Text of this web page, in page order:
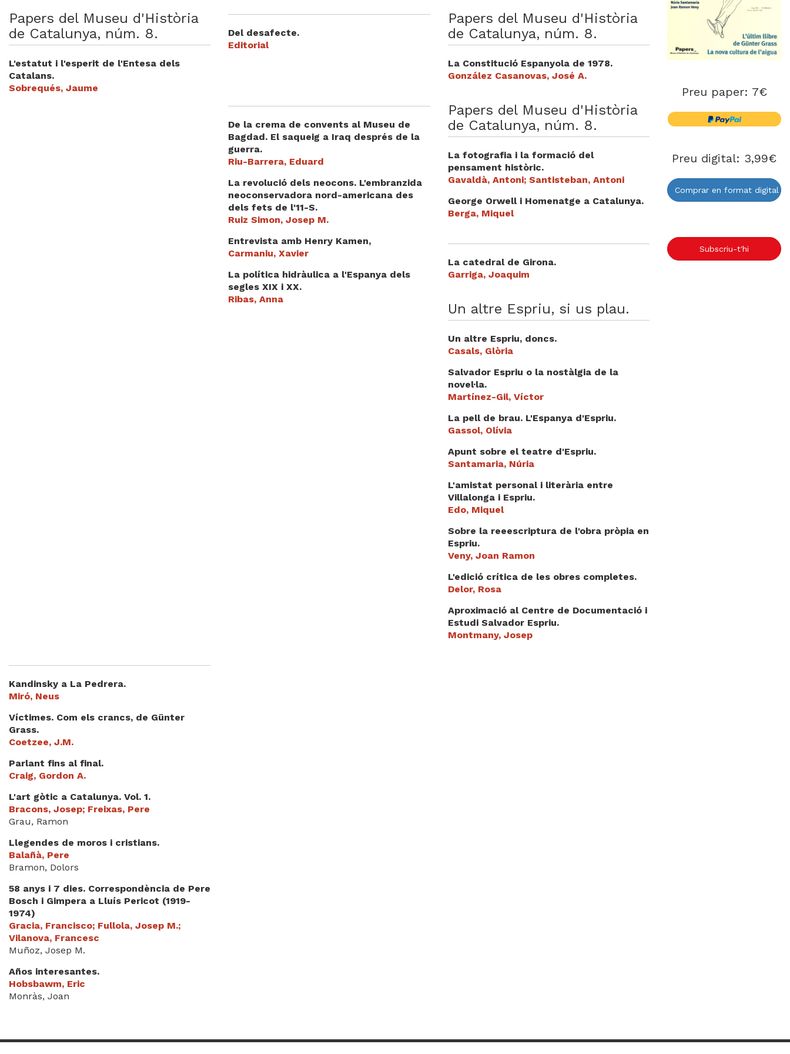
Termes legals
Papers del Museu d'Història
de Catalunya, núm. 8.
L'estatut i l'esperit de l'Entesa dels
Catalans.
Sobrequés, Jaume
Del desafecte.
Editorial
Papers del Museu d'Història
de Catalunya, núm. 8.
La Constitució Espanyola de 1978.
González Casanovas, José A.
De la crema de convents al Museu de
Bagdad. El saqueig a Iraq després de la
guerra.
Riu-Barrera, Eduard
La revolució dels neocons. L'embranzida
neoconservadora nord-americana des
dels fets de l'11-S.
Ruiz Simon, Josep M.
Entrevista amb Henry Kamen,
Carmaniu, Xavier
La política hidràulica a l'Espanya dels
segles XIX i XX.
Ribas, Anna
Papers del Museu d'Història
de Catalunya, núm. 8.
La fotografia i la formació del
pensament històric.
Gavaldà, Antoni; Santisteban, Antoni
George Orwell i Homenatge a Catalunya.
Berga, Miquel
La catedral de Girona.
Garriga, Joaquim
Un altre Espriu, si us plau.
Un altre Espriu, doncs.
Casals, Glòria
Salvador Espriu o la nostàlgia de la
novel·la.
Martínez-Gil, Víctor
La pell de brau. L'Espanya d'Espriu.
Gassol, Olívia
Apunt sobre el teatre d'Espriu.
Santamaria, Núria
L'amistat personal i literària entre
Villalonga i Espriu.
Edo, Miquel
Sobre la reeescriptura de l'obra pròpia en
Espriu.
Veny, Joan Ramon
L'edició crítica de les obres completes.
Delor, Rosa
Aproximació al Centre de Documentació i
Estudi Salvador Espriu.
Montmany, Josep
Kandinsky a La Pedrera.
Miró, Neus
Víctimes. Com els crancs, de Günter
Grass.
Coetzee, J.M.
Parlant fins al final.
Craig, Gordon A.
L'art gòtic a Catalunya. Vol. 1.
Bracons, Josep; Freixas, Pere
Grau, Ramon
Llegendes de moros i cristians.
Balañà, Pere
Bramon, Dolors
58 anys i 7 dies. Correspondència de Pere
Bosch i Gimpera a Lluís Pericot (1919-
1974)
Gracia, Francisco; Fullola, Josep M.;
Vilanova, Francesc
Muñoz, Josep M.
Años interesantes.
Hobsbawm, Eric
Monràs, Joan
Preu paper: 7€
Preu digital: 3,99€
Comprar en format digital
Subscriu-t'hi